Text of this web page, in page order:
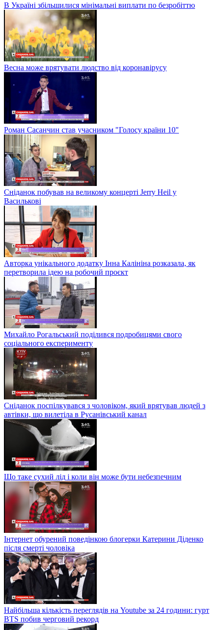
В Україні збільшилися мінімальні виплати по безробіттю
Весна може врятувати людство від коронавірусу
Роман Сасанчин став учасником "Голосу країни 10"
Сніданок побував на великому концерті Jerry Heil у
Василькові
Авторка унікального додатку Інна Калініна розказала, як
перетворила ідею на робочий проєкт
Михайло Рогальський поділився подробицями свого
соціального експерименту
Сніданок поспілкувався з чоловіком, який врятував людей з
автівки, що вилетіла в Русанівський канал
Що таке сухий лід і коли він може бути небезпечним
Інтернет обурений поведінкою блогерки Катерини Діденко
після смерті чоловіка
Найбільша кількість переглядів на Youtube за 24 години: гурт
BTS побив черговий рекорд